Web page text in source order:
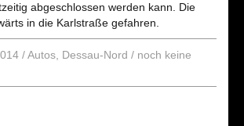
abgeschlossen werden kann. Die
in die Karlstraße gefahren.
/Autos Dessau-Nord / noch keine